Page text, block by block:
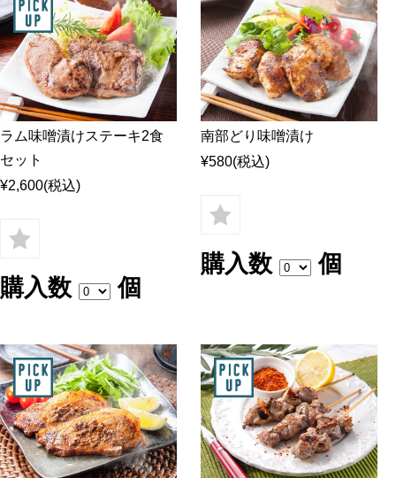
ラム味噌漬けステーキ2食
セット
¥2,600(税込)
購入数 個
南部どり味噌漬け
¥580(税込)
購入数 個